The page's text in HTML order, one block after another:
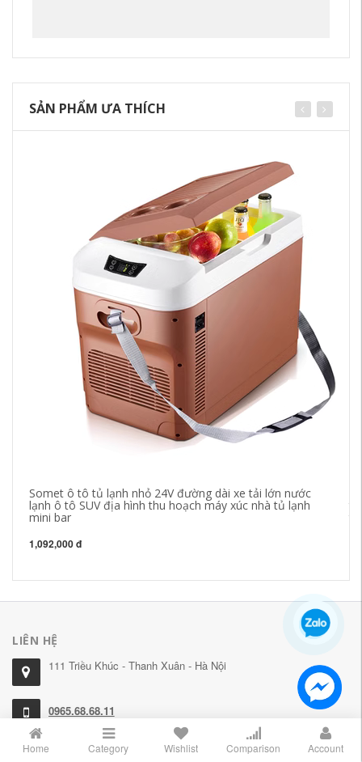
SẢN PHẨM ƯA THÍCH
Somet ô tô tủ lạnh nhỏ 24V đường dài xe tải lớn nước
lạnh ô tô SUV địa hình thu hoạch máy xúc nhà tủ lạnh
mini bar
1,092,000 đ
LIÊN HỆ
111 Triều Khúc - Thanh Xuân - Hà Nội
0965.68.68.11
078.82.83.789
Home Category Wishlist Comparison Account